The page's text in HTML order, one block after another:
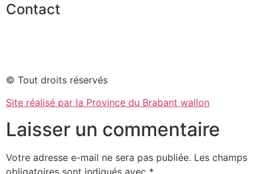
Contact
© Tout droits réservés
Site réalisé par la Province du Brabant wallon
Laisser un commentaire
Votre adresse e-mail ne sera pas publiée. Les champs
obligatoires sont indiqués avec *